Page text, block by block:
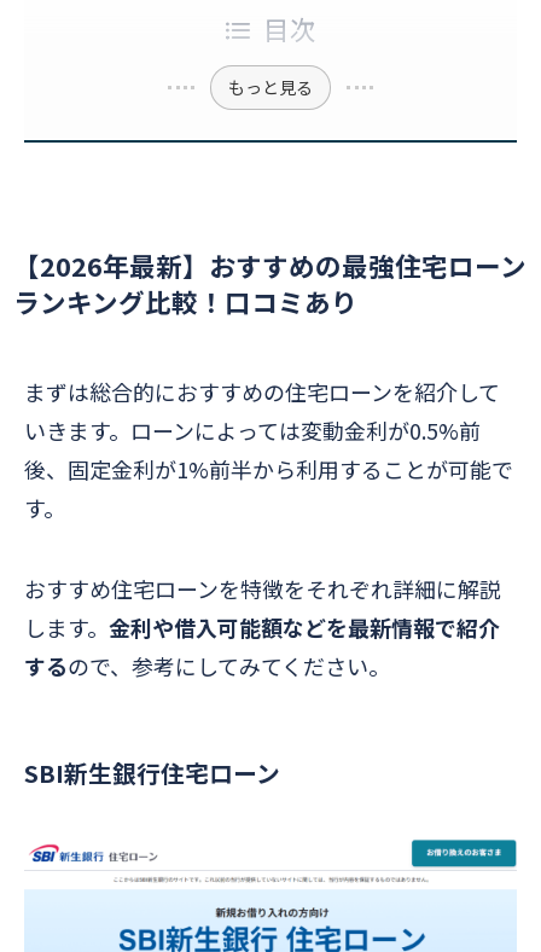
目次
もっと見る
【2026年最新】おすすめの最強住宅ローン
ランキング比較！口コミあり
まずは総合的におすすめの住宅ローンを紹介して
いきます。ローンによっては変動金利が0.5%前
後、固定金利が1%前半から利用することが可能で
す。
おすすめ住宅ローンを特徴をそれぞれ詳細に解説
します。 金利や借入可能額などを最新情報で紹介
するので、参考にしてみてください。
SBI新生銀行住宅ローン